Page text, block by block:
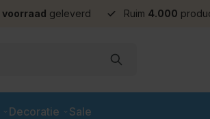
voorraad geleverd Ruim 4.000
Decoratie Sale